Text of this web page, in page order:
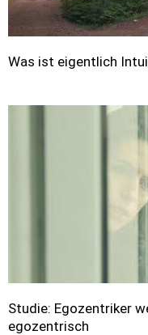
Was ist eigentlich
Studie: Egozentriker
egozentrisch